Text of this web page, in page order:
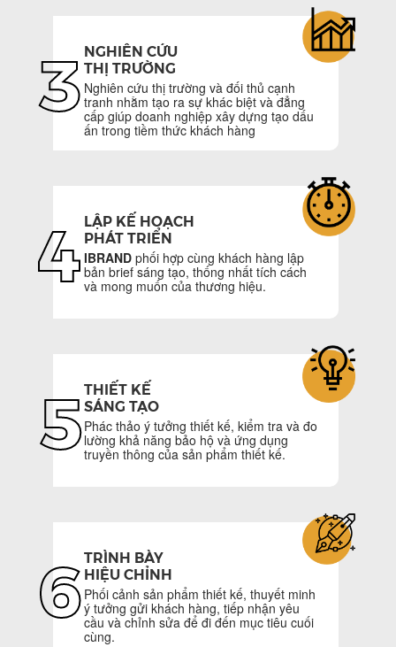
3 NGHIÊN CỨU
THỊ TRƯỜNG
Nghiên cứu thị trường và đối thủ cạnh
tranh nhằm tạo ra sự khác biệt và đẳng
cấp giúp doanh nghiệp xây dựng tạo dấu
ấn trong tiềm thức khách hàng
4 LẬP KẾ HOẠCH
PHÁT TRIỂN
IBRAND phối hợp cùng khách hàng lập
bản brief sáng tạo, thống nhất tích cách
và mong muốn của thương hiệu.
5THIẾT KẾ
SÁNG TẠO
Phác thảo ý tưởng thiết kế, kiểm tra và đo
lường khả năng bảo hộ và ứng dụng
truyền thông của sản phẩm thiết kế.
6TRÌNH BÀY
HIỆU CHỈNH
Phối cảnh sản phẩm thiết kế, thuyết minh
ý tưởng gửi khách hàng, tiếp nhận yêu
cầu và chỉnh sửa để đi đến mục tiêu cuối
cùng.